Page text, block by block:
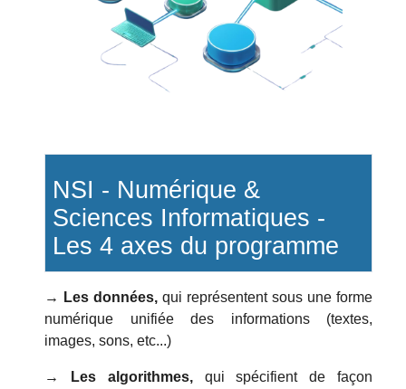
NSI - Numérique &
Sciences Informatiques -
Les 4 axes du programme
→ Les données, qui représentent sous une forme
numérique unifiée des informations (textes,
images, sons, etc...)
→ Les algorithmes, qui spécifient de façon